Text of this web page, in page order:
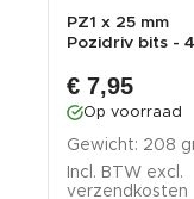
PZ1 x 25 mm
Pozidriv bits -
€ 7,95
Op voorraad
Gewicht: 208
Incl. BTW excl.
verzendkosten